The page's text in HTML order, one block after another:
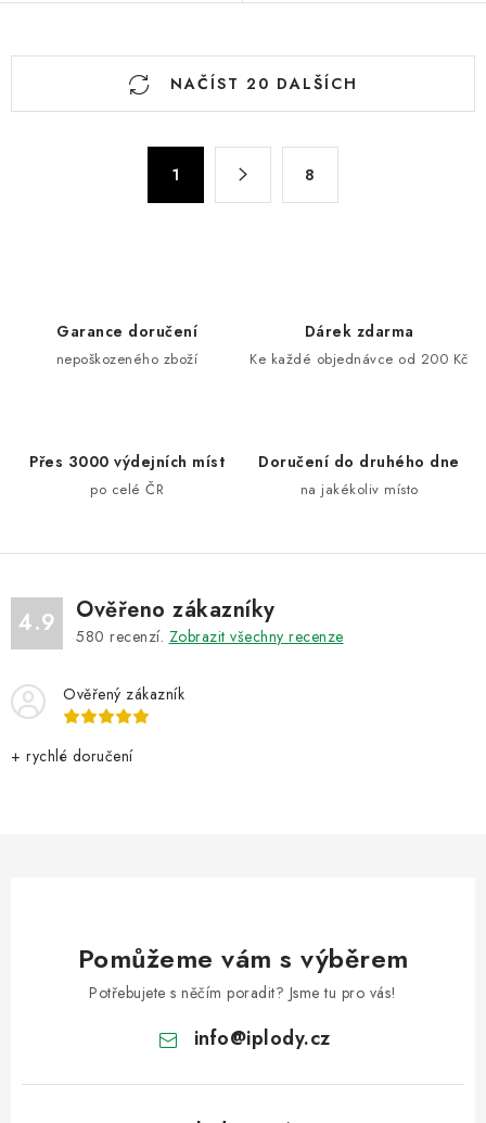
O
s
NAČÍST 20 DALŠÍCH
1 8
Garance doručení
nepoškozeného zboží
Dárek zdarma
Ke každé objednávce od 200 Kč
Přes 3000 výdejních míst
po celé ČR
Doručení do druhého dne
na jakékoliv místo
4.9 Ověřeno zákazníky
580 recenzí. Zobrazit všechny recenze
Ověřený zákazník
+ rychlé doručení
Pomůžeme vám s výběrem
Potřebujete s něčím poradit? Jsme tu pro vás!
info@iplody.cz